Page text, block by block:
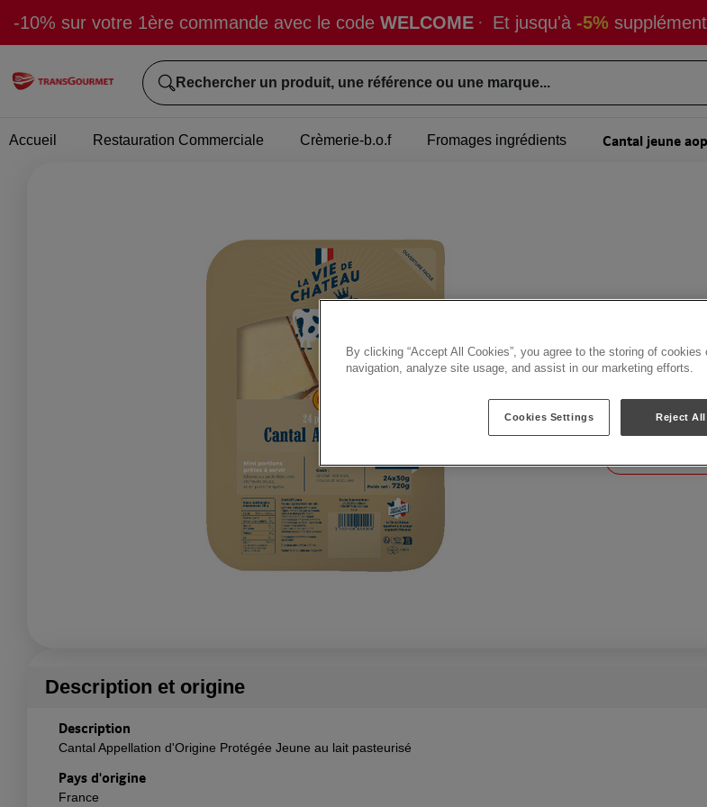
-10% sur votre 1ère commande avec le code WELCOME · Et jusqu'à -5%
Rechercher un produit, une référence ou une marque...
Accueil Restauration Commerciale Crèmerie-b.o.f Fromages ingrédients Cantal jeune
LA VIE DE
Cantal
Code : 241966
Barquette de 720 g
Description et origine
Description
Cantal Appellation d'Origine Protégée Jeune au lait pasteurisé
Pays d'origine
France
By clicking “Accept All Cookies”, you agree to the storing of
navigation, analyze site usage, and assist in our marketing efforts.
Reject All
Cookies Settings